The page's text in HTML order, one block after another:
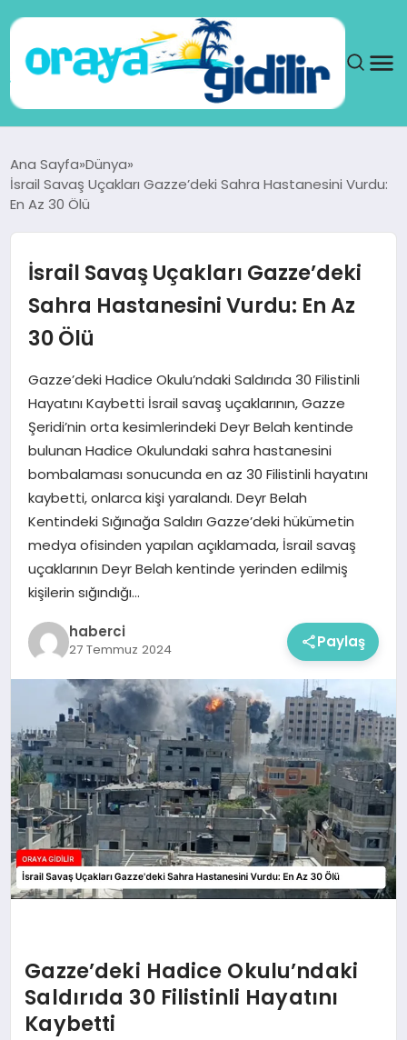
SAĞLIK
TEKNOLOJI
YAŞAM
Ana Sayfa Dünya
İsrail Savaş Uçakları Gazze’deki Sahra Hastanesini Vurdu:
En Az 30 Ölü
İsrail Savaş Uçakları Gazze’deki
Sahra Hastanesini Vurdu: En Az
30 Ölü
Gazze’deki Hadice Okulu’ndaki Saldırıda 30 Filistinli
Hayatını Kaybetti İsrail savaş uçaklarının, Gazze
Şeridi’nin orta kesimlerindeki Deyr Belah kentinde
bulunan Hadice Okulundaki sahra hastanesini
bombalaması sonucunda en az 30 Filistinli hayatını
kaybetti, onlarca kişi yaralandı. Deyr Belah
Kentindeki Sığınağa Saldırı Gazze’deki hükümetin
medya ofisinden yapılan açıklamada, İsrail savaş
uçaklarının Deyr Belah kentinde yerinden edilmiş
kişilerin sığındığı…
haberci
27 Temmuz 2024 Paylaş
Gazze’deki Hadice Okulu’ndaki
Saldırıda 30 Filistinli Hayatını
Kaybetti